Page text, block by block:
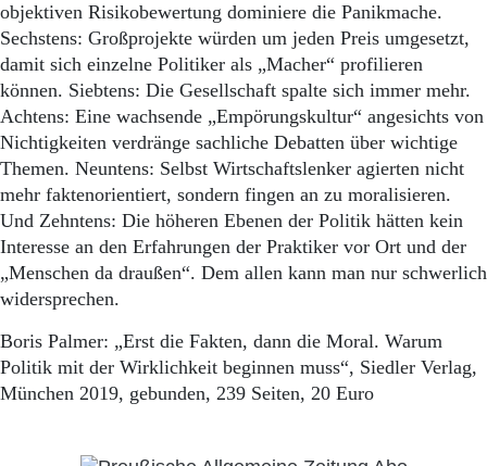
objektiven Risikobewertung dominiere die Panikmache.
Sechstens: Großprojekte würden um jeden Preis umgesetzt,
damit sich einzelne Politiker als „Macher“ profilieren
können. Siebtens: Die Gesellschaft spalte sich immer mehr.
Achtens: Eine wachsende „Empörungskultur“ angesichts von
Nichtigkeiten verdränge sachliche Debatten über wichtige
Themen. Neuntens: Selbst Wirtschaftslenker agierten nicht
mehr faktenorientiert, sondern fingen an zu moralisieren.
Und Zehntens: Die höheren Ebenen der Politik hätten kein
Interesse an den Erfahrungen der Praktiker vor Ort und der
„Menschen da draußen“. Dem allen kann man nur schwerlich
widersprechen.
Boris Palmer: „Erst die Fakten, dann die Moral. Warum
Politik mit der Wirklichkeit beginnen muss“, Siedler Verlag,
München 2019, gebunden, 239 Seiten, 20 Euro